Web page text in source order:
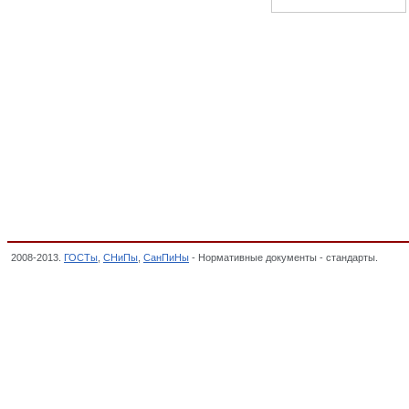
2008-2013. ГОСТы СНиПы СанПиНы - Нормативные документы - стандарты.